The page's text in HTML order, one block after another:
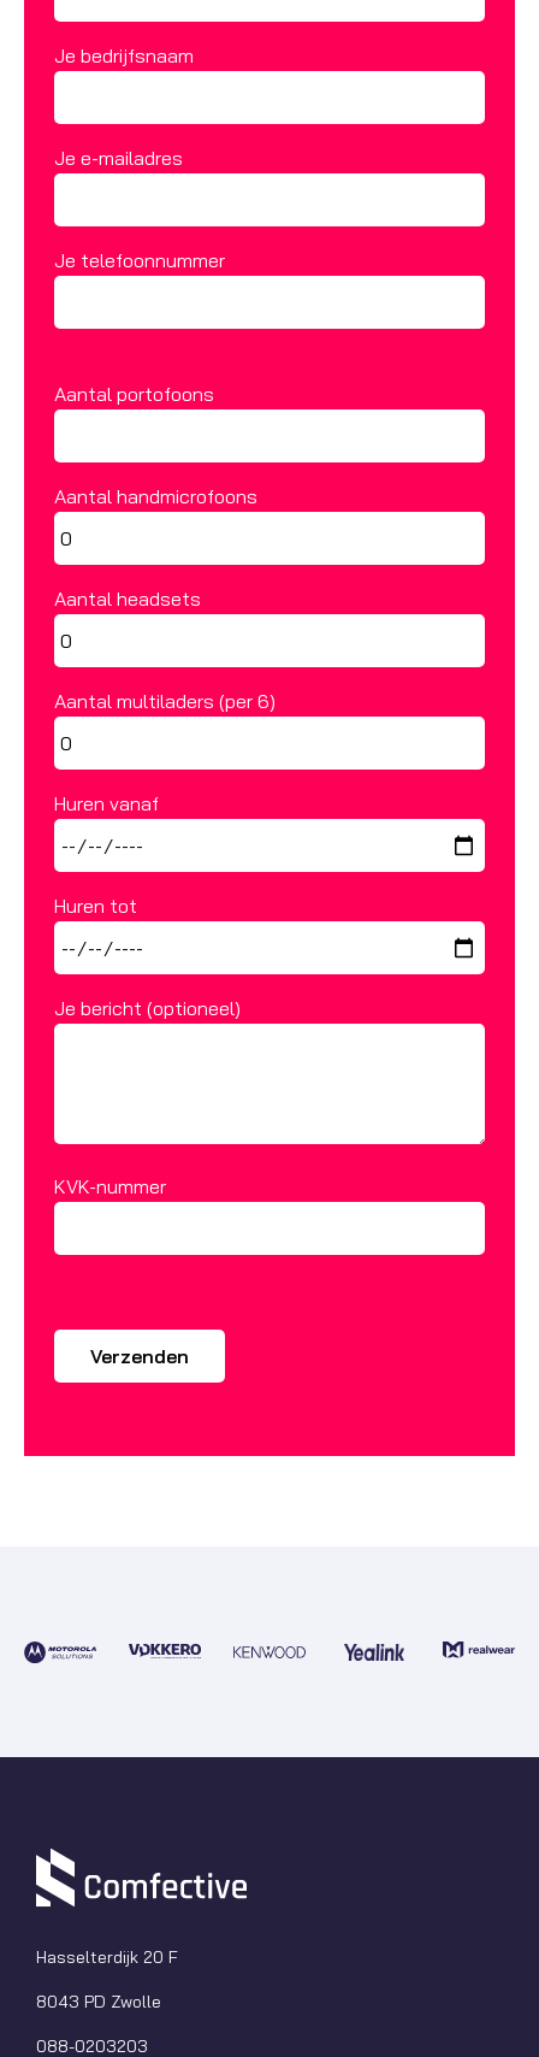
Je bedrijfsnaam
Je e-mailadres
Je telefoonnummer
Aantal portofoons
Aantal handmicrofoons
Aantal headsets
Aantal multiladers (per 6)
Huren vanaf
Huren tot
Je bericht (optioneel)
KVK-nummer
Hasselterdijk 20 F
8043 PD Zwolle
088-0203203